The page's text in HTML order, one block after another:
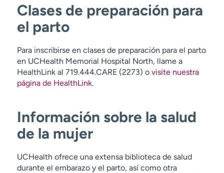
Clases de preparación para
el parto
Para inscribirse en clases de preparación para el parto
en UCHealth Memorial Hospital North, llame a
HealthLink al 719.444.CARE (2273) o visite nuestra
página de HealthLink.
Información sobre la salud
de la mujer
UCHealth ofrece una extensa biblioteca de salud
durante el embarazo y el parto, así como otra